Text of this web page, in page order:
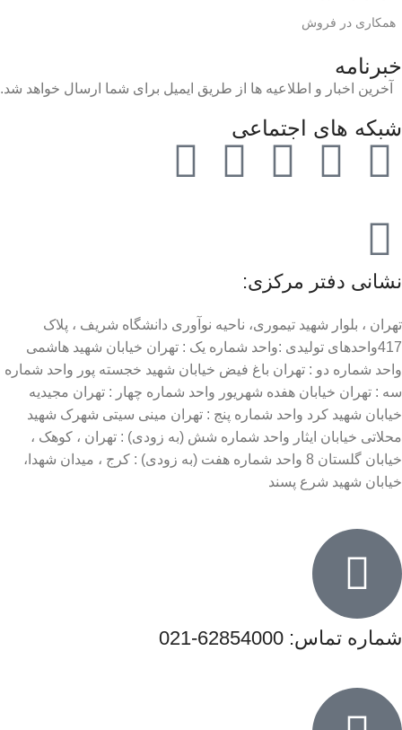
همکاری در فروش
خبرنامه
آخرین اخبار و اطلاعیه ها از طریق ایمیل برای شما ارسال خواهد شد.
شبکه های اجتماعی
نشانی دفتر مرکزی:
تهران ، بلوار شهید تیموری، ناحیه نوآوری دانشگاه شریف ، پلاک
417واحدهای تولیدی :واحد شماره یک : تهران خیابان شهید هاشمی
واحد شماره دو : تهران باغ فیض خیابان شهید خجسته پور واحد شماره
سه : تهران خیابان هفده شهریور واحد شماره چهار : تهران مجیدیه
خیابان شهید کرد واحد شماره پنج : تهران مینی سیتی شهرک شهید
محلاتی خیابان ایثار واحد شماره شش (به زودی) : تهران ، کوهک ،
خیابان گلستان 8 واحد شماره هفت (به زودی) : کرج ، میدان شهدا،
خیابان شهید شرع پسند
شماره تماس: 62854000-021